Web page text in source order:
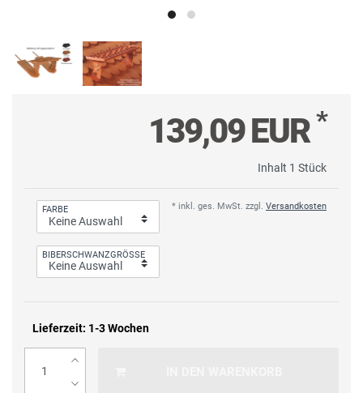
139,09 EUR*
Inhalt 1 Stück
* inkl. ges. MwSt. zzgl. Versandkosten
FARBE
BIBERSCHWANZGRÖSSE
Lieferzeit: 1-3 Wochen